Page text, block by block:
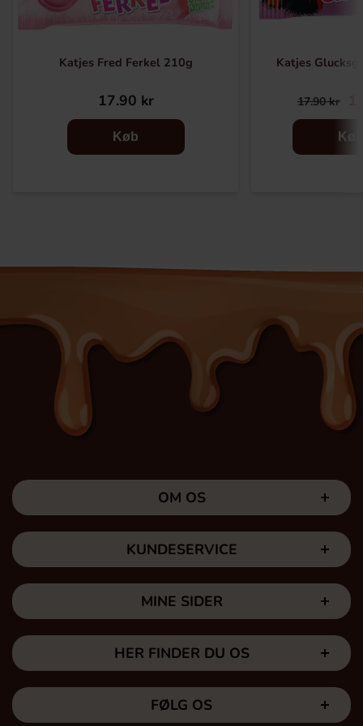
Katjes Fred Ferkel 210g
17.90 kr
Køb
Katjes
17.90 kr
Køb
OM OS
KUNDESERVICE
MINE SIDER
HER FINDER DU OS
FØLG OS